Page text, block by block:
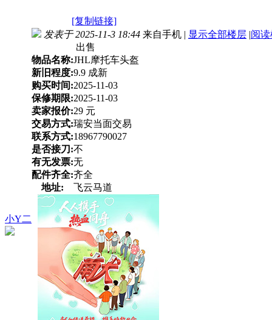
[复制链接]
小Y二
发表于 2025-11-3 18:44 来自手机 | 显示全部楼层 |阅
出售
物品名称:JHL摩托车头盔
新旧程度:9.9 成新
购买时间:2025-11-03
保修期限:2025-11-03
卖家报价:29 元
交易方式:瑞安当面交易
联系方式:18967790027
是否接刀:不
有无发票:无
配件齐全:齐全
地址:
飞云马道